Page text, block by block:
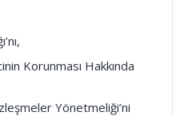
Korunması Hakkında
Yönetmeliği’ni